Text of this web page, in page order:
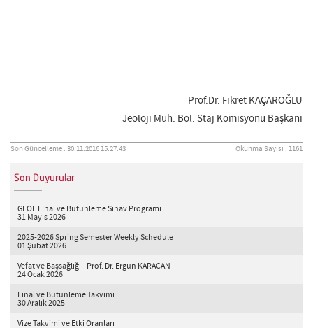
Prof.Dr. Fikret KAÇAROĞLU
Jeoloji Müh. Böl. Staj Komisyonu Başkanı
Son Güncelleme : 30.11.2016 15:27:43 Okunma Sayısı : 1161
Son Duyurular
GEOE Final ve Bütünleme Sınav Programı
31 Mayıs 2026
2025-2026 Spring Semester Weekly Schedule
01 Şubat 2026
Vefat ve Başsağlığı - Prof. Dr. Ergun KARACAN
24 Ocak 2026
Final ve Bütünleme Takvimi
30 Aralık 2025
Vize Takvimi ve Etki Oranları